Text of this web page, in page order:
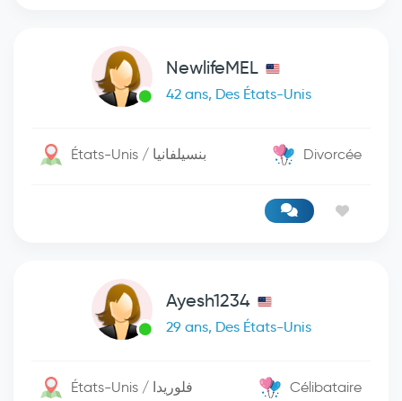
NewlifeMEL
42 ans, Des États-Unis
États-Unis / بنسيلفانيا Divorcée
Ayesh1234
29 ans, Des États-Unis
États-Unis / فلوريدا Célibataire